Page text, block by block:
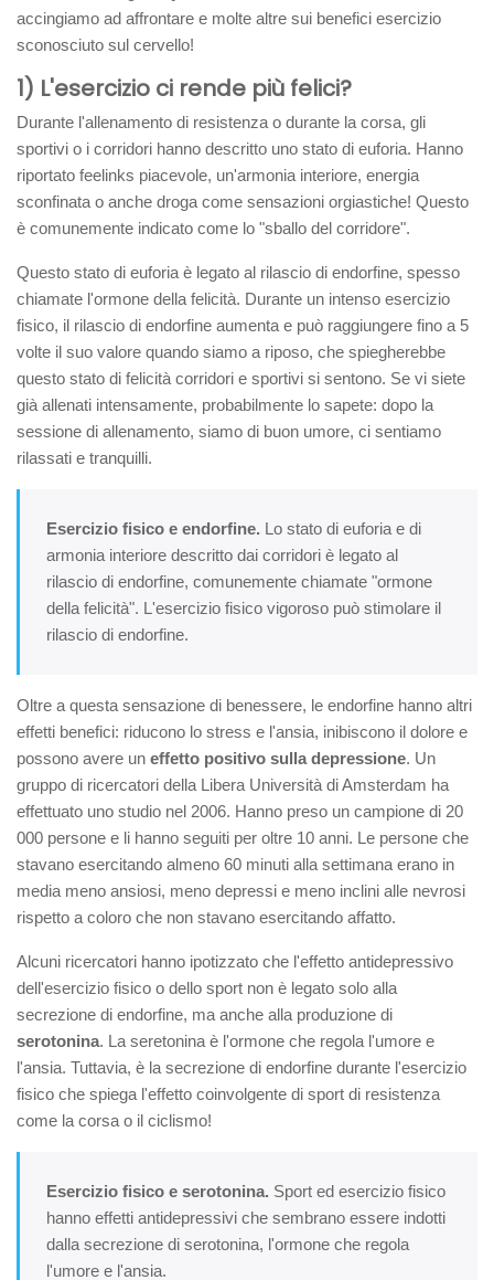
accingiamo ad affrontare e molte altre sui benefici esercizio
sconosciuto sul cervello!
1) L'esercizio ci rende più felici?
Durante l'allenamento di resistenza o durante la corsa, gli
sportivi o i corridori hanno descritto uno stato di euforia. Hanno
riportato feelinks piacevole, un'armonia interiore, energia
sconfinata o anche droga come sensazioni orgiastiche! Questo
è comunemente indicato come lo "sballo del corridore".
Questo stato di euforia è legato al rilascio di endorfine, spesso
chiamate l'ormone della felicità. Durante un intenso esercizio
fisico, il rilascio di endorfine aumenta e può raggiungere fino a 5
volte il suo valore quando siamo a riposo, che spiegherebbe
questo stato di felicità corridori e sportivi si sentono. Se vi siete
già allenati intensamente, probabilmente lo sapete: dopo la
sessione di allenamento, siamo di buon umore, ci sentiamo
rilassati e tranquilli.
Esercizio fisico e endorfine. Lo stato di euforia e di
armonia interiore descritto dai corridori è legato al
rilascio di endorfine, comunemente chiamate "ormone
della felicità". L'esercizio fisico vigoroso può stimolare il
rilascio di endorfine.
Oltre a questa sensazione di benessere, le endorfine hanno altri
effetti benefici: riducono lo stress e l'ansia, inibiscono il dolore e
possono avere un effetto positivo sulla depressione. Un
gruppo di ricercatori della Libera Università di Amsterdam ha
effettuato uno studio nel 2006. Hanno preso un campione di 20
000 persone e li hanno seguiti per oltre 10 anni. Le persone che
stavano esercitando almeno 60 minuti alla settimana erano in
media meno ansiosi, meno depressi e meno inclini alle nevrosi
rispetto a coloro che non stavano esercitando affatto.
Alcuni ricercatori hanno ipotizzato che l'effetto antidepressivo
dell'esercizio fisico o dello sport non è legato solo alla
secrezione di endorfine, ma anche alla produzione di
serotonina. La seretonina è l'ormone che regola l'umore e
l'ansia. Tuttavia, è la secrezione di endorfine durante l'esercizio
fisico che spiega l'effetto coinvolgente di sport di resistenza
come la corsa o il ciclismo!
Esercizio fisico e serotonina. Sport ed esercizio fisico
hanno effetti antidepressivi che sembrano essere indotti
dalla secrezione di serotonina, l'ormone che regola
l'umore e l'ansia.